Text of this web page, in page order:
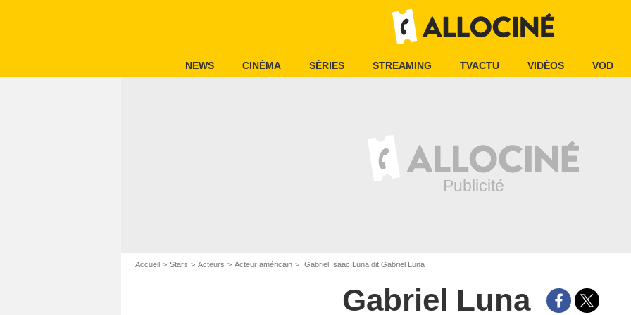
NEWS CINÉMA SÉRIES STREAMING TVACTU VIDÉOS VOD
Accueil Stars Acteurs Acteur américain Gabriel Isaac Luna dit Gabriel Luna
Gabriel Luna